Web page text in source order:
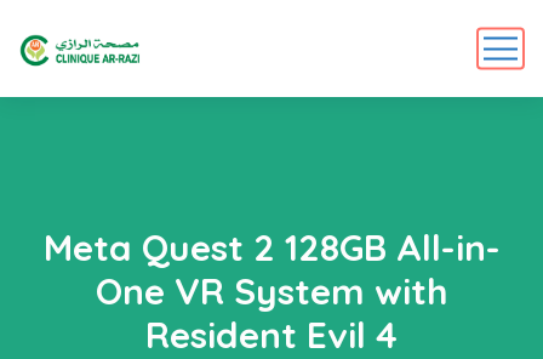
Meta Quest 2 128GB All-in-
One VR System with
Resident Evil 4